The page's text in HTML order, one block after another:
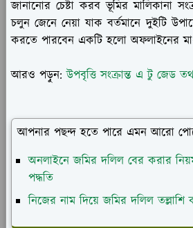
জানানোর চেষ্টা করব ভূমির মালিকানা
চলুন জেনে নেয়া যাক বর্তমানে দুইটি
করতে পারবেন একটি হলো অফলাইনের
আরও পড়ুন:উপবৃত্তি সংক্রান্ত এ টু জেড
আপনার পছন্দ হতে পারে এমন আরো
অনলাইনে জমির দলিল বের করার
পদ্ধতি
নিজের নাম দিয়ে জমির দলিল তল্লাশি